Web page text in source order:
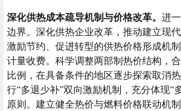
深化供热成本疏导机制与价格改革。 进
边界。深化供热企业改革，推动建立现
激励节约、促进转型的供热价格形成机
计量收费。科学调整两部制热价结构，
比例，在具备条件的地区逐步探索取消
行“多退少补”双向激励机制，充分体现“
原则。建立健全热价与燃料价格联动机